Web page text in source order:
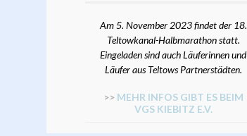
Am 5. November 2023 findet der 18.
Teltowkanal-Halbmarathon statt.
Eingeladen sind auch Läuferinnen und
Läufer aus Teltows Partnerstädten.
>> MEHR INFOS GIBT ES BEIM
VGS KIEBITZ E.V.